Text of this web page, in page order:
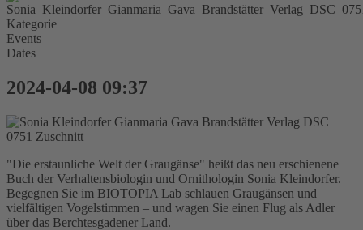
Kategorie
Events
Dates
2024-04-08 09:37
"Die erstaunliche Welt der Graugänse" heißt das neu erschienene
Buch der Verhaltensbiologin und Ornithologin Sonia Kleindorfer.
Begegnen Sie im BIOTOPIA Lab schlauen Graugänsen und
vielfältigen Vogelstimmen – und wagen Sie einen Flug als Adler
über das Berchtesgadener Land.